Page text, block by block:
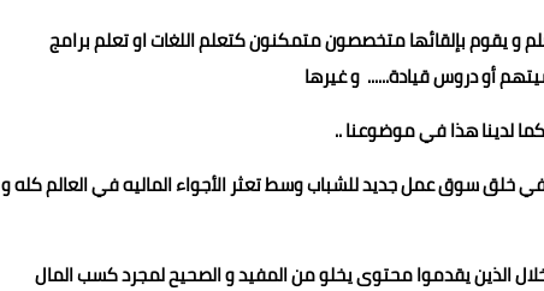
و يقوم بإلقائها متخصصون متمكنون كتعلم اللغات او تعلم برامج
أو دروس قيادة...... و غيرها
لدينا هذا في موضوعنا ..
خلق سوق عمل جديد للشباب وسط تعثر الأجواء الماليه في العالم كله و
الذين يقدموا محتوى يخلو من المفيد و الصحيح لمجرد كسب المال